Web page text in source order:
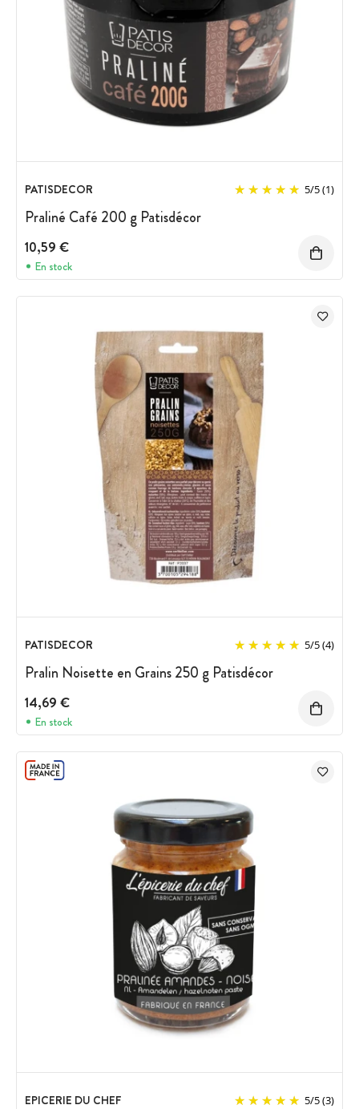
PATISDECOR 5/5(1)
Praliné Café 200 g Patisdécor
10,59 €
En stock
PATISDECOR 5/5(4)
Pralin Noisette en Grains 250 g Patisdécor
14,69 €
En stock
EPICERIE DU CHEF 5/5(3)